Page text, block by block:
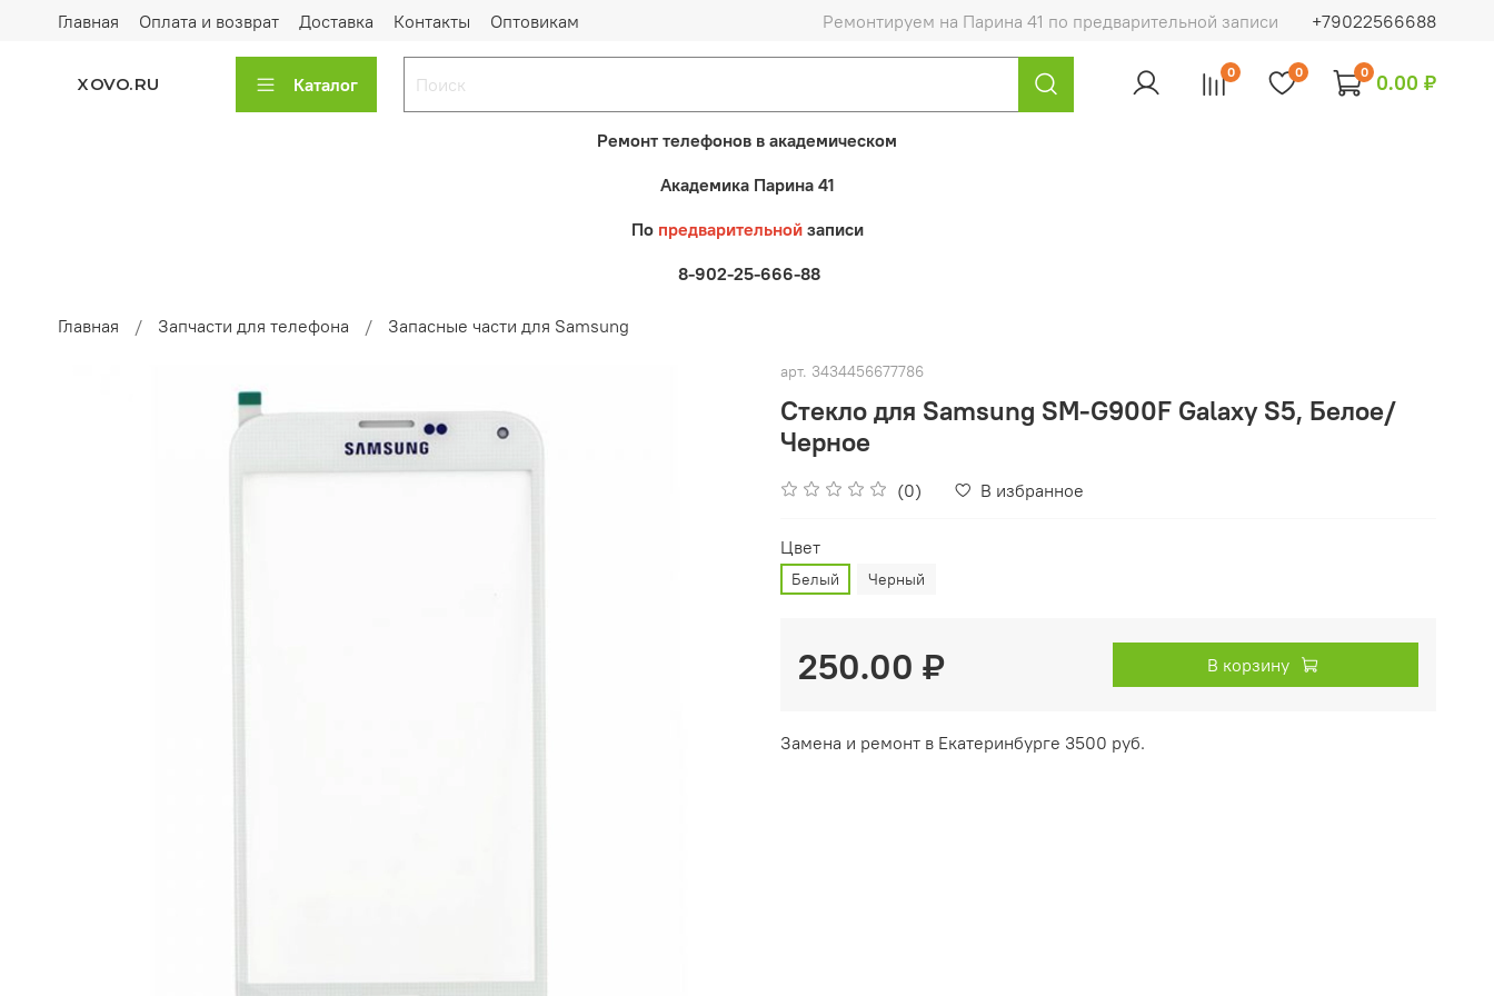
Главная Оплата и возврат Доставка Контакты Оптовикам Ремонтируем на Парина 41 по предварительной записи +79022566688
XOVO.RU Каталог
0 0 0 0.00 ₽
Ремонт телефонов в академическом
Академика Парина 41
По предварительнойзаписи
8-902-25-666-88
Главная Запчасти для телефона Запасные части для Samsung
арт. 3434456677786
Стекло для Samsung SM-G900F Galaxy S5, Белое/
Черное
(0) В избранное
Цвет
Белый Черный
250.00 ₽ В корзину
Замена и ремонт в Екатеринбурге 3500 руб.